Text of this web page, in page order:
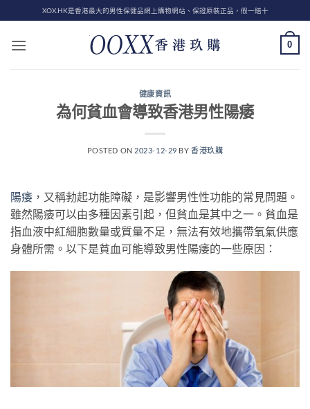
to
content
XOX.HK是香港最大的男性保健品網上購物網站、保證原裝正品，假一賠十
0
健康資訊
為何貧血會導致香港男性陽痿
POSTED ON 2023-12-29 BY香港玖購
陽痿 ，又稱勃起功能障礙，是影響男性性功能的常見問題。
雖然陽痿可以由多種因素引起，但貧血是其中之一。貧血是
指血液中紅細胞數量或質量不足，無法有效地攜帶氧氣供應
身體所需。以下是貧血可能導致男性陽痿的一些原因：